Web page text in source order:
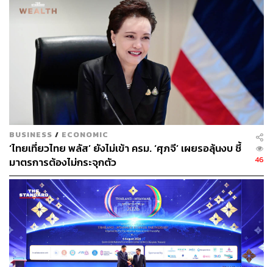
BUSINESS / ECONOMIC
‘ไทยเที่ยวไทย พลัส’ ยังไม่เข้า ครม. ‘ศุภจี’ เผยรอลุ้นงบ ชี้
มาตรการต้องไม่กระจุกตัว
46